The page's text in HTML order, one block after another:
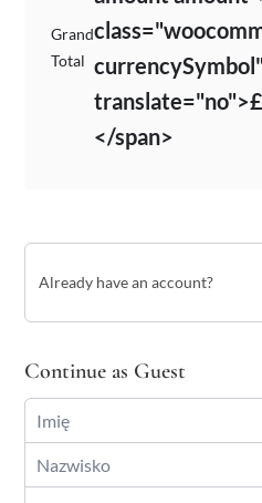
Grand
Total
</span>
Already have an account?
Continue as Guest